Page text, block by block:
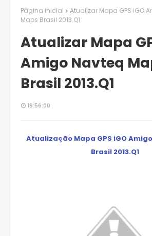
Página inicial
Atualizar Mapa GPS iGO
Maps Brasil 2013.Q1
Atualizar Mapa
Amigo Navteq
Brasil 2013.Q1
19:56:00
Atualização Mapa GPS iGO
Brasil 2013.Q1